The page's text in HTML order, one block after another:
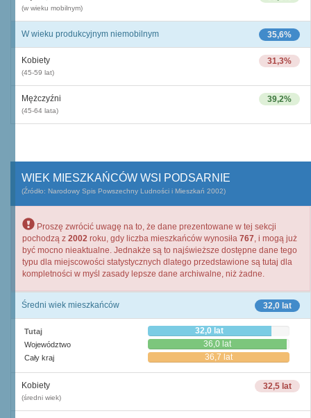
(w wieku mobilnym)
35,6%
W wieku produkcyjnym niemobilnym
31,3%
Kobiety
(45-59 lat)
39,2%
Mężczyźni
(45-64 lata)
WIEK MIESZKAŃCÓW WSI PODSARNIE
(Źródło: Narodowy Spis Powszechny Ludności i Mieszkań 2002)
Proszę zwrócić uwagę na to, że dane prezentowane w tej sekcji
pochodzą z 2002 roku, gdy liczba mieszkańców wynosiła 767, i mogą już
być mocno nieaktualne. Jednakże są to najświeższe dostępne dane tego
typu dla miejscowości statystycznych dlatego przedstawione są tutaj dla
kompletności w myśl zasady lepsze dane archiwalne, niż żadne.
32,0 lat
Średni wiek mieszkańców
Tutaj 32,0 lat
Województwo 36,0 lat
Cały kraj 36,7 lat
32,5 lat
Kobiety
(średni wiek)